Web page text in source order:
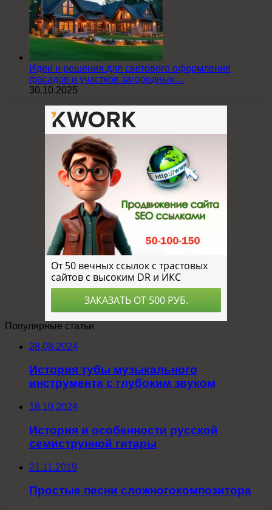
Идеи и решения для светового оформления
фасадов и участков загородных…
30.10.2025
Популярные статьи
28.08.2024
История тубы музыкального
инструмента с глубоким звуком
18.10.2024
История и особенности русской
семиструнной гитары
21.11.2019
Простые песни сложногокомпозитора